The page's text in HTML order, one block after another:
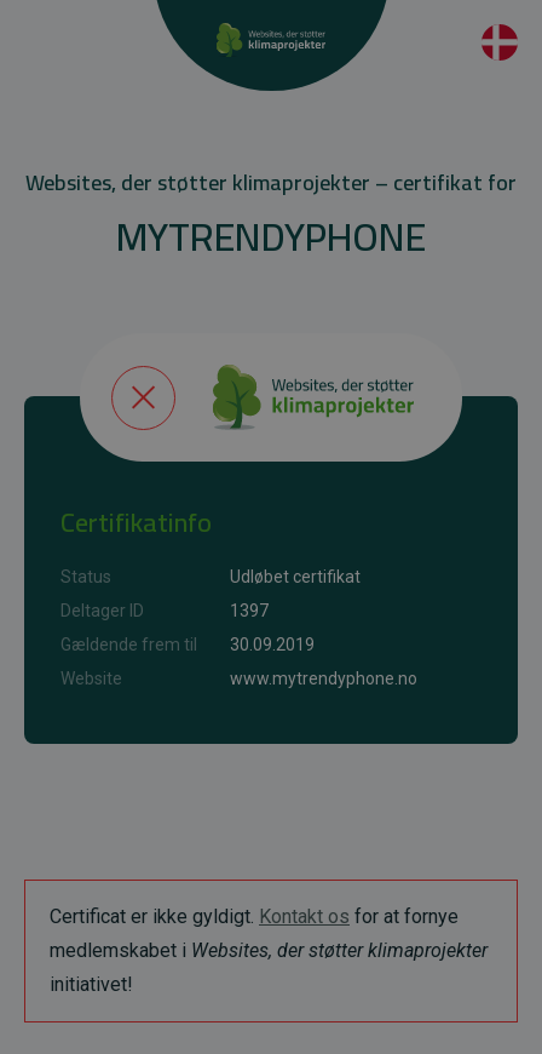
Websites, der støtter klimaprojekter – certifikat for
MYTRENDYPHONE
Certifikatinfo
Status
Udløbet certifikat
Deltager ID
1397
Gældende frem til
30.09.2019
Website
www.mytrendyphone.no
Certificat er ikke gyldigt. Kontakt os for at fornye
medlemskabet i Websites, der støtter klimaprojekter
initiativet!